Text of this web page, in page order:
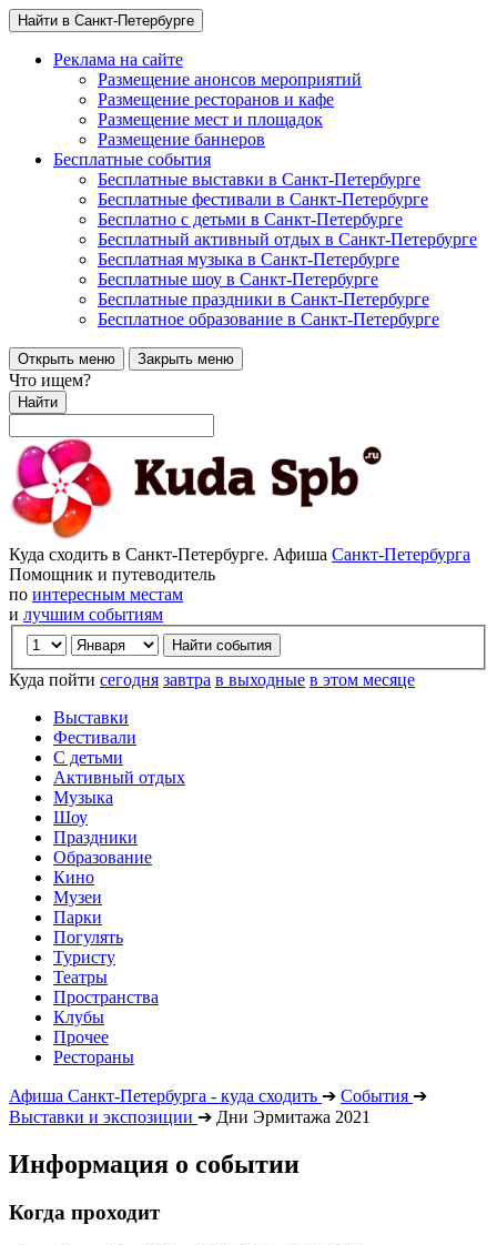
Найти в Санкт-Петербурге
Реклама на сайте
Размещение анонсов мероприятий
Размещение ресторанов и кафе
Размещение мест и площадок
Размещение баннеров
Бесплатные события
Бесплатные выставки в Санкт-Петербурге
Бесплатные фестивали в Санкт-Петербурге
Бесплатно с детьми в Санкт-Петербурге
Бесплатный активный отдых в Санкт-Петербурге
Бесплатная музыка в Санкт-Петербурге
Бесплатные шоу в Санкт-Петербурге
Бесплатные праздники в Санкт-Петербурге
Бесплатное образование в Санкт-Петербурге
Открыть меню Закрыть меню
Что ищем?
Найти
Куда сходить в Санкт-Петербурге. Афиша Санкт-Петербурга
Помощник и путеводитель
по интересным местам
и лучшим событиям
Куда пойти сегодня завтра в выходные в этом месяце
Выставки
Фестивали
С детьми
Активный отдых
Музыка
Шоу
Праздники
Образование
Кино
Музеи
Парки
Погулять
Туристу
Театры
Пространства
Клубы
Прочее
Рестораны
Афиша Санкт-Петербурга - куда сходить ➔ События ➔
Выставки и экспозиции ➔ Дни Эрмитажа 2021
Информация о событии
Когда проходит